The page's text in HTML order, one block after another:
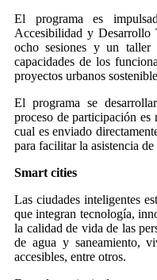
El programa es
Accesibilidad y
ocho sesiones y un taller
capacidades de los
proyectos urbanos
El programa se
proceso de participación es
cual es enviado
para facilitar la asistencia
Smart cities
Las ciudades inteligentes
que integran tecnología,
la calidad de vida de las
de agua y saneamiento,
accesibles, entre otros.